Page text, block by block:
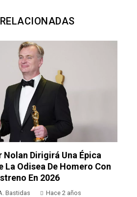
Nolan Dirigirá Una Épica
La Odisea De Homero Con
En 2026
Bastidas Hace 2 años